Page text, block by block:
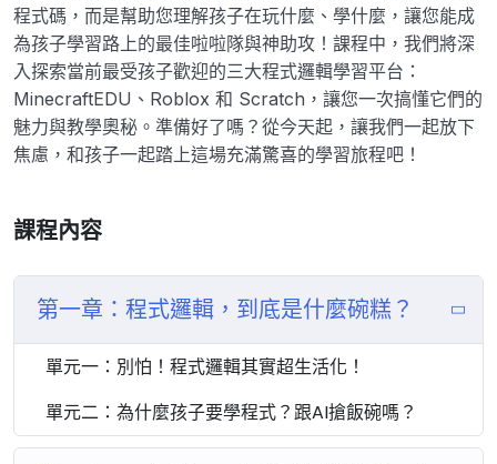
程式碼，而是幫助您理解孩子在玩什麼、學什麼，讓您能成
為孩子學習路上的最佳啦啦隊與神助攻！課程中，我們將深
入探索當前最受孩子歡迎的三大程式邏輯學習平台：
MinecraftEDU、Roblox 和 Scratch，讓您一次搞懂它們的
魅力與教學奧秘。準備好了嗎？從今天起，讓我們一起放下
焦慮，和孩子一起踏上這場充滿驚喜的學習旅程吧！
課程內容
第一章：程式邏輯，到底是什麼碗糕？
單元一：別怕！程式邏輯其實超生活化！
單元二：為什麼孩子要學程式？跟AI搶飯碗嗎？